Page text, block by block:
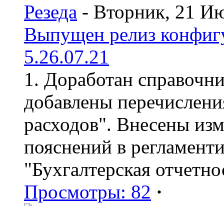
Резеда - Вторник, 21
Выпущен релиз
5.26.07.21
1. Доработан
добавлены
расходов". Внесены
пояснений в
"Бухгалтерская
Просмотры: 82 ·